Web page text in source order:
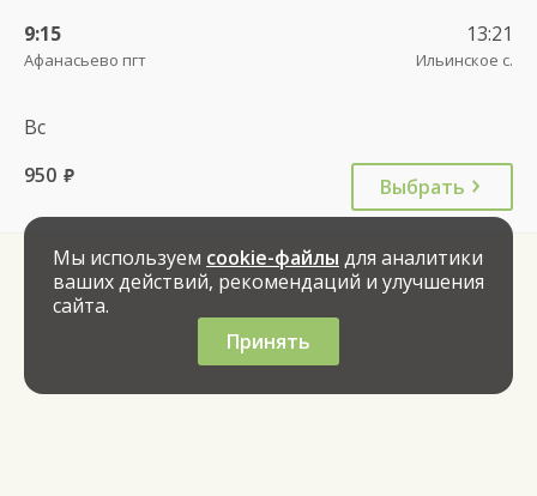
9:15
Афанасьево пгт
13:21
Ильинское с.
Вс
950 руб. Выбрать
Мы используем cookie-файлы для аналитики
ваших действий, рекомендаций и улучшения
сайта.
Принять